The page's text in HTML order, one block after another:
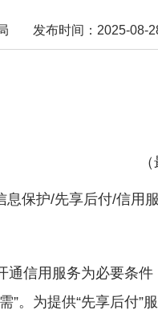
发布时间：2025-08-
（最
息保护/先享后付/信用
信用服务为必要条件
”。为提供“先享后付